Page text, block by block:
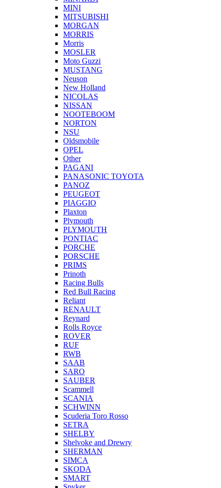
MINI
MITSUBISHI
MORGAN
MORRIS
Morris
MOSLER
Moto Guzzi
MUSTANG
Neuson
New Holland
NICOLAS
NISSAN
NOOTEBOOM
NORTON
NSU
Oldsmobile
OPEL
Other
PAGANI
PANASONIC TOYOTA
PANOZ
PEUGEOT
PIAGGIO
Plaxton
Plymouth
PLYMOUTH
PONTIAC
PORCHE
PORSCHE
PRIMS
Prinoth
Racing Bulls
Red Bull Racing
Reliant
RENAULT
Reynard
Rolls Royce
ROVER
RUF
RWB
SAAB
SARO
SAUBER
Scammell
SCANIA
SCHWINN
Scuderia Toro Rosso
SETRA
SHELBY
Shelvoke and Drewry
SHERMAN
SIMCA
SKODA
SMART